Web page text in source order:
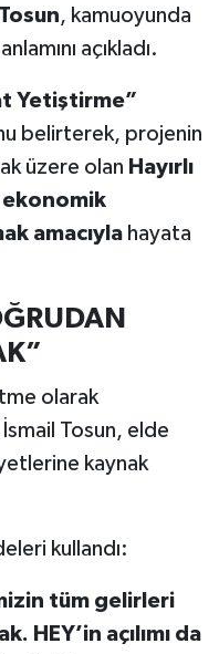
, kamuoyunda
açıkladı.
Yetiştirme”
belirterek, projenin
üzere olan Hayırlı
ekonomik
amacıylahayata
olarak
Tosun, elde
kaynak
kullandı:
tüm gelirleri
HEY’in açılımı da